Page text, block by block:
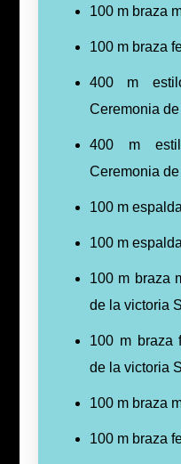
100 m braza
100 m braza
400 m
Ceremonia
400 m
Ceremonia
100 m
100 m
100 m braza
de la victoria
100 m braza
de la victoria
100 m braza
100 m braza